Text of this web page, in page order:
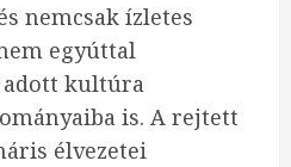
nemcsak ízletes
egyúttal
kultúra
is. A rejtett
élvezetei